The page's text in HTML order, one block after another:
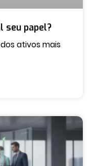
seu papel?
ativos mais